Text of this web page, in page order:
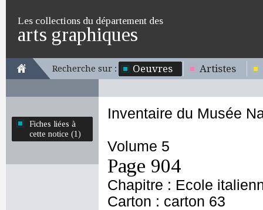
Les collections du département des
arts graphiques
Recherche sur : Oeuvres Artistes
Fiches liées à
cette notice (1)
Inventaire du Musée
Volume 5
Page 904
Chapitre : Ecole
Carton : carton 63